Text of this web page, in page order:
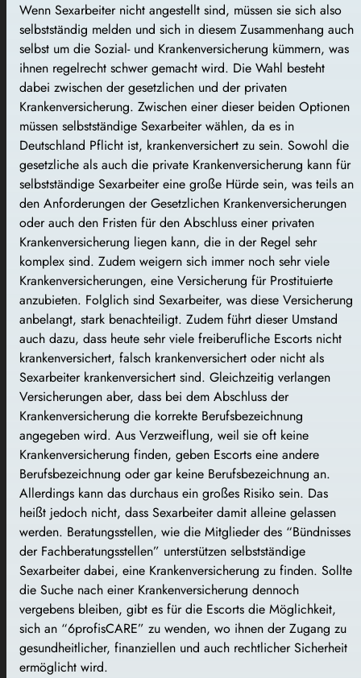
Wenn Sexarbeiter nicht angestellt sind, müssen sie sich also
selbstständig melden und sich in diesem Zusammenhang auch
selbst um die Sozial- und Krankenversicherung kümmern, was
ihnen regelrecht schwer gemacht wird. Die Wahl besteht
dabei zwischen der gesetzlichen und der privaten
Krankenversicherung. Zwischen einer dieser beiden Optionen
müssen selbstständige Sexarbeiter wählen, da es in
Deutschland Pflicht ist, krankenversichert zu sein. Sowohl die
gesetzliche als auch die private Krankenversicherung kann für
selbstständige Sexarbeiter eine große Hürde sein, was teils an
den Anforderungen der Gesetzlichen Krankenversicherungen
oder auch den Fristen für den Abschluss einer privaten
Krankenversicherung liegen kann, die in der Regel sehr
komplex sind. Zudem weigern sich immer noch sehr viele
Krankenversicherungen, eine Versicherung für Prostituierte
anzubieten. Folglich sind Sexarbeiter, was diese Versicherung
anbelangt, stark benachteiligt. Zudem führt dieser Umstand
auch dazu, dass heute sehr viele freiberufliche Escorts nicht
krankenversichert, falsch krankenversichert oder nicht als
Sexarbeiter krankenversichert sind. Gleichzeitig verlangen
Versicherungen aber, dass bei dem Abschluss der
Krankenversicherung die korrekte Berufsbezeichnung
angegeben wird. Aus Verzweiflung, weil sie oft keine
Krankenversicherung finden, geben Escorts eine andere
Berufsbezeichnung oder gar keine Berufsbezeichnung an.
Allerdings kann das durchaus ein großes Risiko sein. Das
heißt jedoch nicht, dass Sexarbeiter damit alleine gelassen
werden. Beratungsstellen, wie die Mitglieder des “Bündnisses
der Fachberatungsstellen” unterstützen selbstständige
Sexarbeiter dabei, eine Krankenversicherung zu finden. Sollte
die Suche nach einer Krankenversicherung dennoch
vergebens bleiben, gibt es für die Escorts die Möglichkeit,
sich an “6profisCARE” zu wenden, wo ihnen der Zugang zu
gesundheitlicher, finanziellen und auch rechtlicher Sicherheit
ermöglicht wird.